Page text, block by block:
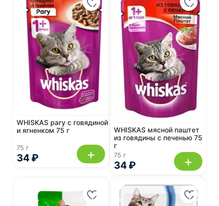
34 ₽
WHISKAS рагу с говядиной
и ягненком 75 г
75 г +
34 ₽
WHISKAS мясной паштет
из говядины с печенью 75
г
75 г +